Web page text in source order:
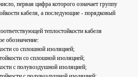
первая цифра которого означает группу
кабеля, а последующие - порядковый
теплостойкости кабеля
обозначение:
со сплошной изоляцией;
со сплошной изоляцией;
с полувоздушной изоляцией;